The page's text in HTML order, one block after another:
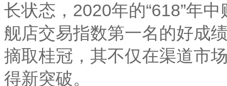
长状态， 2020年的“618”年
舰店交易指数第一名的好成
摘取桂冠，其不仅在渠道市
得新突破。